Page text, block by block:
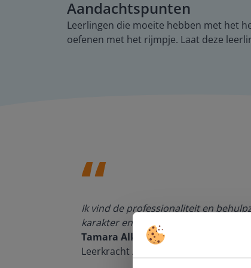
Aandachtspunten
Leerlingen die moeite hebben met het
oefenen met het rijmpje. Laat deze
Ik vind de professionaliteit en
karakter en de informatievoorziening
Tamara Alkemade
Leerkracht / ICT-coördinator op de